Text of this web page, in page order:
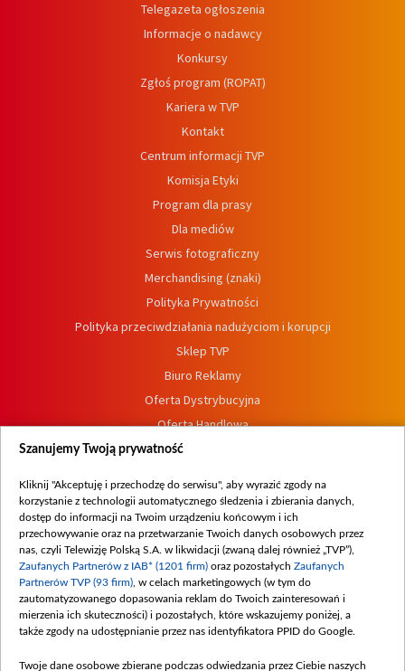
Telegazeta ogłoszenia
Informacje o nadawcy
Konkursy
Zgłoś program (ROPAT)
Kariera w TVP
Kontakt
Centrum informacji TVP
Komisja Etyki
Program dla prasy
Dla mediów
Serwis fotograficzny
Merchandising (znaki)
Polityka Prywatności
Polityka przeciwdziałania nadużyciom i korupcji
Sklep TVP
Biuro Reklamy
Oferta Dystrybucyjna
Oferta Handlowa
Dostępność
Procedura zgłoszeń wewnętrznych
Szanujemy Twoją prywatność
Kliknij "Akceptuję i przechodzę do serwisu", aby wyrazić zgody na
korzystanie z technologii automatycznego śledzenia i zbierania danych,
dostęp do informacji na Twoim urządzeniu końcowym i ich
przechowywanie oraz na przetwarzanie Twoich danych osobowych przez
nas, czyli Telewizję Polską S.A. w likwidacji (zwaną dalej również „TVP”),
Zaufanych Partnerów z IAB* (1201 firm) oraz pozostałych Zaufanych
Partnerów TVP (93 firm) , w celach marketingowych (w tym do
zautomatyzowanego dopasowania reklam do Twoich zainteresowań i
mierzenia ich skuteczności) i pozostałych, które wskazujemy poniżej, a
także zgody na udostępnianie przez nas identyfikatora PPID do Google.
Twoje dane osobowe zbierane podczas odwiedzania przez Ciebie naszych